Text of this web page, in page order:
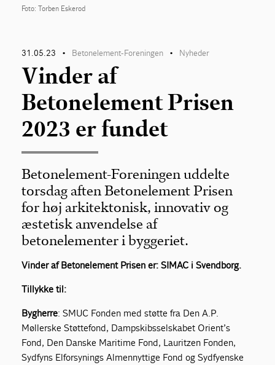
Foto: Torben Eskerod
31.05.23 • Betonelement-Foreningen • Nyheder
Vinder af
Betonelement Prisen
2023 er fundet
Betonelement-Foreningen uddelte
torsdag aften Betonelement Prisen
for høj arkitektonisk, innovativ og
æstetisk anvendelse af
betonelementer i byggeriet.
Vinder af Betonelement Prisen er: SIMAC i Svendborg.
Tillykke til:
Bygherre: SMUC Fonden med støtte fra Den A.P.
Møllerske Støttefond, Dampskibsselskabet Orient’s
Fond, Den Danske Maritime Fond, Lauritzen Fonden,
Sydfyns Elforsynings Almennyttige Fond og Sydfyenske